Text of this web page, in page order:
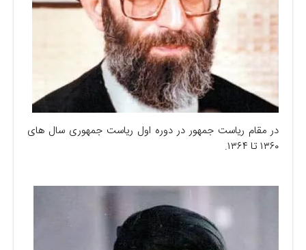
در مقام ریاست جمهور در دوره اول ریاست جمهوری سال های
۱۳۶۰ تا ۱۳۶۴.